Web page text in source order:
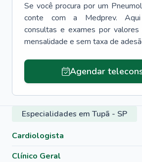
Se você procura por um
conte com a Medprev.
consultas e exames por valores
mensalidade e sem taxa de
Agendar
Especialidades em Tupã - SP
Cardiologista
Clínico Geral